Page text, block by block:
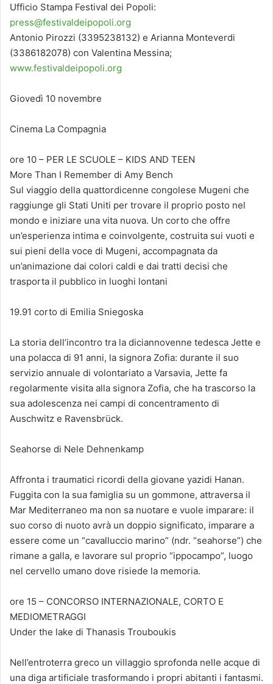
Ufficio Stampa Festival dei Popoli:
press@festivaldeipopoli.org
Antonio Pirozzi (3395238132) e Arianna Monteverdi
(3386182078) con Valentina Messina;
www.festivaldeipopoli.org
Giovedì 10 novembre
Cinema La Compagnia
ore 10 – PER LE SCUOLE – KIDS AND TEEN
More Than I Remember di Amy Bench
Sul viaggio della quattordicenne congolese Mugeni che
raggiunge gli Stati Uniti per trovare il proprio posto nel
mondo e iniziare una vita nuova. Un corto che offre
un’esperienza intima e coinvolgente, costruita sui vuoti e
sui pieni della voce di Mugeni, accompagnata da
un’animazione dai colori caldi e dai tratti decisi che
trasporta il pubblico in luoghi lontani
19.91 corto di Emilia Sniegoska
La storia dell’incontro tra la diciannovenne tedesca Jette e
una polacca di 91 anni, la signora Zofia: durante il suo
servizio annuale di volontariato a Varsavia, Jette fa
regolarmente visita alla signora Zofia, che ha trascorso la
sua adolescenza nei campi di concentramento di
Auschwitz e Ravensbrück.
Seahorse di Nele Dehnenkamp
Affronta i traumatici ricordi della giovane yazidi Hanan.
Fuggita con la sua famiglia su un gommone, attraversa il
Mar Mediterraneo ma non sa nuotare e vuole imparare: il
suo corso di nuoto avrà un doppio significato, imparare a
essere come un “cavalluccio marino” (ndr. “seahorse”) che
rimane a galla, e lavorare sul proprio “ippocampo”, luogo
nel cervello umano dove risiede la memoria.
ore 15 – CONCORSO INTERNAZIONALE, CORTO E
MEDIOMETRAGGI
Under the lake di Thanasis Trouboukis
Nell’entroterra greco un villaggio sprofonda nelle acque di
una diga artificiale trasformando i propri abitanti i fantasmi.